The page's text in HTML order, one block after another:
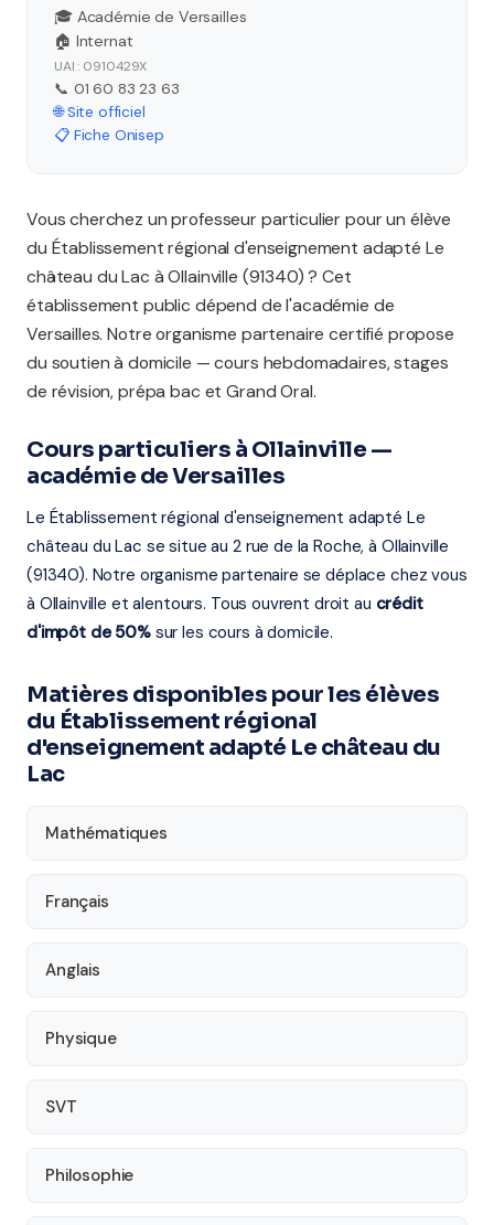
🎓 Académie de Versailles
🏠 Internat
UAI : 0910429X
📞 01 60 83 23 63
🌐 Site officiel
📋 Fiche Onisep
Vous cherchez un professeur particulier pour un élève
du Établissement régional d'enseignement adapté Le
château du Lac à Ollainville (91340) ? Cet
établissement public dépend de l'académie de
Versailles. Notre organisme partenaire certifié propose
du soutien à domicile — cours hebdomadaires, stages
de révision, prépa bac et Grand Oral.
Cours particuliers à Ollainville —
académie de Versailles
Le Établissement régional d'enseignement adapté Le
château du Lac se situe au 2 rue de la Roche, à Ollainville
(91340). Notre organisme partenaire se déplace chez vous
à Ollainville et alentours. Tous ouvrent droit au crédit
d'impôt de 50%sur les cours à domicile.
Matières disponibles pour les élèves
du Établissement régional
d'enseignement adapté Le château du
Lac
Mathématiques
Français
Anglais
Physique
SVT
Philosophie